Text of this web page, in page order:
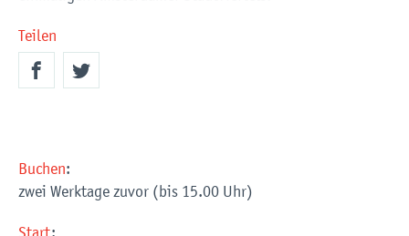
Teilen
Buchen:
zwei Werktage zuvor (bis 15.00 Uhr)
Start: